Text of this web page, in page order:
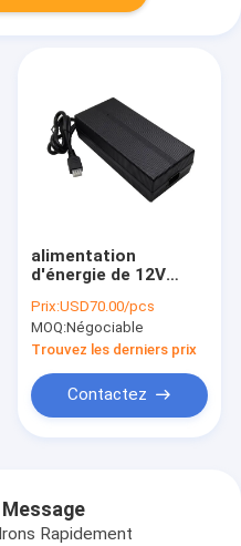
alimentation
d'énergie de 12V
Voltage LED
233*108*64mm
Prix:USD70.00/pcs
MOQ:Négociable
Trouvez les derniers prix
Contactez
Rapidement